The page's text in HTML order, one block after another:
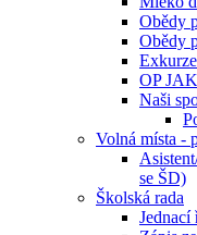
Obědy
Obědy
OP
Naši
Volná místa -
se ŠD)
Školská rada
Jednací